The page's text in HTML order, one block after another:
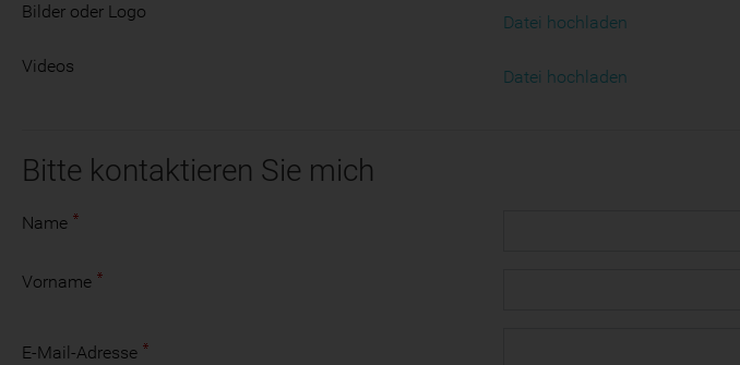
Bilder oder Logo
Datei hochladen
Videos
Datei hochladen
Bitte kontaktieren Sie mich
Name
Vorname
E-Mail-Adresse